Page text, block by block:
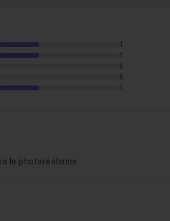
1
1
0
0
1
le photoréalisme